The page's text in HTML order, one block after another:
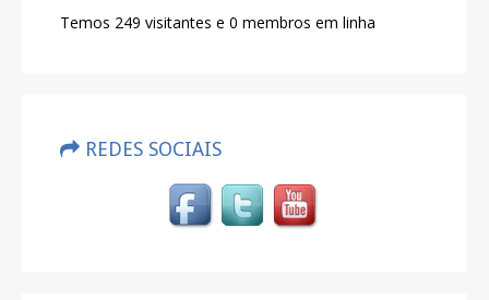
Temos 249 visitantes e 0 membros em linha
REDES SOCIAIS